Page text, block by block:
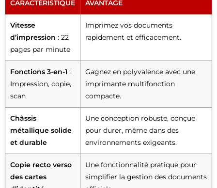
CARACTÉRISTIQUE AVANTAGE
Vitesse
d’impression : 22
pages par minute
Imprimez vos documents
rapidement et efficacement.
Fonctions 3-en-1 :
Impression, copie,
scan
Gagnez en polyvalence avec une
imprimante multifonction
compacte.
Châssis
métallique solide
et durable
Une conception robuste, conçue
pour durer, même dans des
environnements exigeants.
Copie recto verso
des cartes
Une fonctionnalité pratique pour
simplifier la gestion des documents